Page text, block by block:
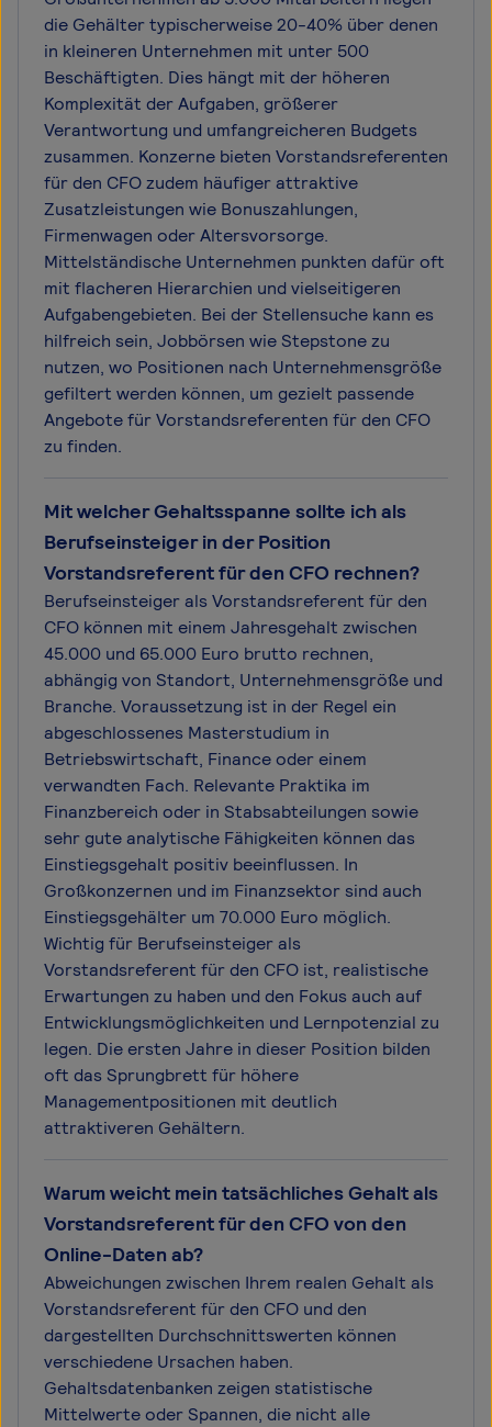
die Gehälter typischerweise 20-40% über denen
in kleineren Unternehmen mit unter 500
Beschäftigten. Dies hängt mit der höheren
Komplexität der Aufgaben, größerer
Verantwortung und umfangreicheren Budgets
zusammen. Konzerne bieten Vorstandsreferenten
für den CFO zudem häufiger attraktive
Zusatzleistungen wie Bonuszahlungen,
Firmenwagen oder Altersvorsorge.
Mittelständische Unternehmen punkten dafür oft
mit flacheren Hierarchien und vielseitigeren
Aufgabengebieten. Bei der Stellensuche kann es
hilfreich sein, Jobbörsen wie Stepstone zu
nutzen, wo Positionen nach Unternehmensgröße
gefiltert werden können, um gezielt passende
Angebote für Vorstandsreferenten für den CFO
zu finden.
Mit welcher Gehaltsspanne sollte ich als
Berufseinsteiger in der Position
Vorstandsreferent für den CFO rechnen?
Berufseinsteiger als Vorstandsreferent für den
CFO können mit einem Jahresgehalt zwischen
45.000 und 65.000 Euro brutto rechnen,
abhängig von Standort, Unternehmensgröße und
Branche. Voraussetzung ist in der Regel ein
abgeschlossenes Masterstudium in
Betriebswirtschaft, Finance oder einem
verwandten Fach. Relevante Praktika im
Finanzbereich oder in Stabsabteilungen sowie
sehr gute analytische Fähigkeiten können das
Einstiegsgehalt positiv beeinflussen. In
Großkonzernen und im Finanzsektor sind auch
Einstiegsgehälter um 70.000 Euro möglich.
Wichtig für Berufseinsteiger als
Vorstandsreferent für den CFO ist, realistische
Erwartungen zu haben und den Fokus auch auf
Entwicklungsmöglichkeiten und Lernpotenzial zu
legen. Die ersten Jahre in dieser Position bilden
oft das Sprungbrett für höhere
Managementpositionen mit deutlich
attraktiveren Gehältern.
Warum weicht mein tatsächliches Gehalt als
Vorstandsreferent für den CFO von den
Online-Daten ab?
Abweichungen zwischen Ihrem realen Gehalt als
Vorstandsreferent für den CFO und den
dargestellten Durchschnittswerten können
verschiedene Ursachen haben.
Gehaltsdatenbanken zeigen statistische
Mittelwerte oder Spannen, die nicht alle